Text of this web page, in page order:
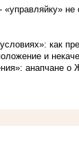
как
и
анапчане о